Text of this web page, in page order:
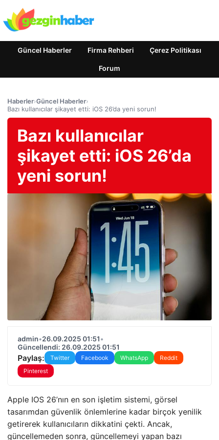
Güncel Haberler Firma Rehberi Çerez Politikası
Forum
Haberler›Güncel Haberler›
Bazı kullanıcılar şikayet etti: iOS 26’da yeni sorun!
Bazı kullanıcılar
şikayet etti: iOS 26’da
yeni sorun!
admin•26.09.2025 01:51•
Güncellendi: 26.09.2025 01:51
Paylaş: Twitter Facebook WhatsApp
Reddit
Pinterest
Apple IOS 26’nın en son işletim sistemi, görsel
tasarımdan güvenlik önlemlerine kadar birçok yenilik
getirerek kullanıcıların dikkatini çekti. Ancak,
güncellemeden sonra, güncellemeyi yapan bazı